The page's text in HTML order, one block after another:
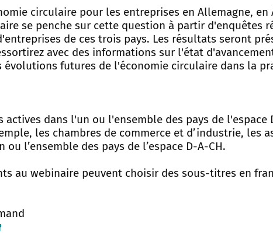
circulaire pour les entreprises en Allemagne, en
se penche sur cette question à partir d'enquêtes
de ces trois pays. Les résultats seront
avec des informations sur l'état
futures de l'économie circulaire dans la
dans l'un ou l'ensemble des pays de l'espace
les chambres de commerce et d’industrie, les
l’ensemble des pays de l’espace D-A-CH.
au webinaire peuvent choisir des sous-titres en